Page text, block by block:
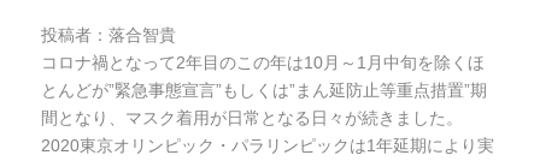
投稿者：落合智貴
コロナ禍となって2年目のこの年は10月～1月中旬を除くほ
とんどが”緊急事態宣言”もしくは”まん延防止等重点措置”期
間となり、マスク着用が日常となる日々が続きました。
2020東京オリンピック・パラリンピックは1年延期により実